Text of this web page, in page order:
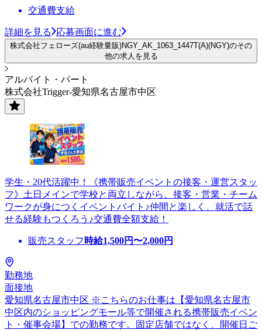
交通費支給
詳細を見る 応募画面に進む
株式会社フェローズ(au経験量販)NGY_AK_1063_1447T(A)(NGY)のその
他の求人を見る
アルバイト・パート
株式会社Trigger-愛知県名古屋市中区
学生・20代活躍中！《携帯販売イベントの接客・運営スタッ
フ》土日メインで学校と両立しながら、接客・営業・チーム
ワークが身につくイベントバイト♪仲間と楽しく、就活で話
せる経験もつくろう♪交通費全額支給！
販売スタッフ 時給1,500円〜2,000円
勤務地
面接地
愛知県名古屋市中区 ※こちらのお仕事は【愛知県名古屋市
中区内のショッピングモール等で開催される携帯販売イベン
ト・催事会場】での勤務です。固定店舗ではなく、開催日ご